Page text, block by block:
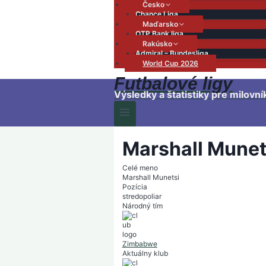
Česko
Chance Liga
Maďarsko
OTP Bank liga
Rakúsko
Admiral – Bundesliga
World Cup 2026
Futbalové ligy
Výsledky a štatistiky pre
Marshall
Celé meno
Marshall Munetsi
Pozícia
stredopoliar
Národný tím
Zimbabwe
Aktuálny klub